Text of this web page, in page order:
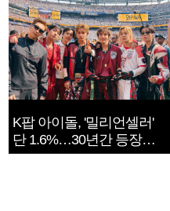
K팝 아이돌, '밀리언셀러'
단 1.6%…30년간 등장
1182개팀 전수조사